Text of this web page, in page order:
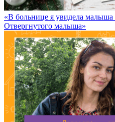
«В больнице я увидела
Отвергнутого малыша»